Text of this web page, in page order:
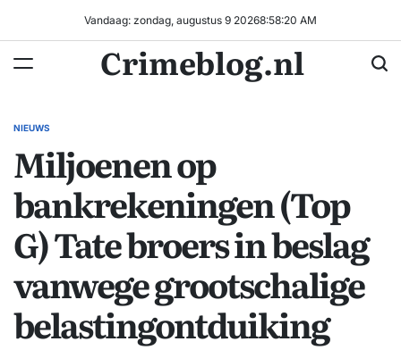
inhoud
Vandaag: zondag, augustus 9 20268:58:21 AM
Crimeblog.nl
GEPLAATST
NIEUWS
Miljoenen op
bankrekeningen (Top
G) Tate broers in beslag
vanwege grootschalige
belastingontduiking